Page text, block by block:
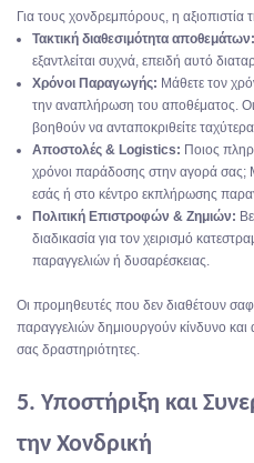
Για τους χονδρεμπόρους, η αξιοπιστία
Τακτική διαθεσιμότητα αποθεμάτων:
εξαντλείται συχνά, επειδή αυτό
Χρόνοι Παραγωγής: Μάθετε τον
την αναπλήρωση του αποθέματος.
βοηθούν να ανταποκριθείτε
Αποστολές & Logistics: Ποιος
χρόνοι παράδοσης στην αγορά σας;
εσάς ή στο κέντρο εκπλήρωσης
Πολιτική Επιστροφών & Ζημιών:
διαδικασία για τον χειρισμό
παραγγελιών ή δυσαρέσκειας.
Οι προμηθευτές που δεν διαθέτουν
παραγγελιών δημιουργούν κίνδυνο και
σας δραστηριότητες.
5. Υποστήριξη και
την Χονδρική